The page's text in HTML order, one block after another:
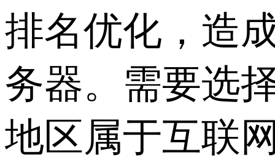
排名优化，造
务器。需要选
地区属于互联